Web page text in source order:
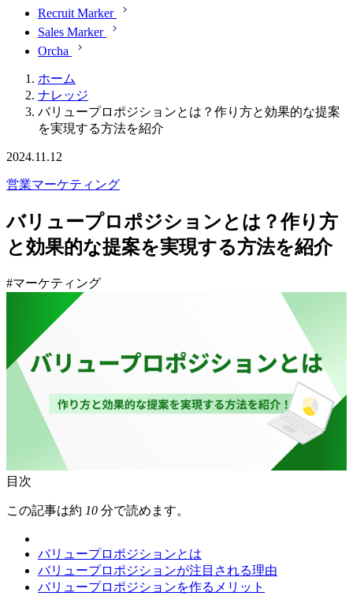
Recruit Marker
Sales Marker
Orcha
ホーム
ナレッジ
バリュープロポジションとは？作り方と効果的な提案
を実現する方法を紹介
2024.11.12
営業マーケティング
バリュープロポジションとは？作り方
と効果的な提案を実現する方法を紹介
#マーケティング
目次
この記事は約 10 分で読めます。
バリュープロポジションとは
バリュープロポジションが注目される理由
バリュープロポジションを作るメリット